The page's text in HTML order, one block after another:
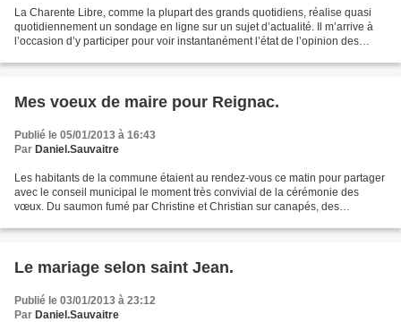
La Charente Libre, comme la plupart des grands quotidiens, réalise quasi
quotidiennement un sondage en ligne sur un sujet d’actualité. Il m’arrive à
l’occasion d’y participer pour voir instantanément l’état de l’opinion des
Mes voeux de maire pour Reignac.
Publié le 05/01/2013 à 16:43
Par Daniel.Sauvaitre
Les habitants de la commune étaient au rendez-vous ce matin pour partager
avec le conseil municipal le moment très convivial de la cérémonie des
vœux. Du saumon fumé par Christine et Christian sur canapés, des
Le mariage selon saint Jean.
Publié le 03/01/2013 à 23:12
Par Daniel.Sauvaitre